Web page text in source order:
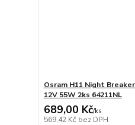
Osram H11 Night
12V 55W 2ks 64211NL
689,00 Kč/ks
569,42 Kč bez DPH